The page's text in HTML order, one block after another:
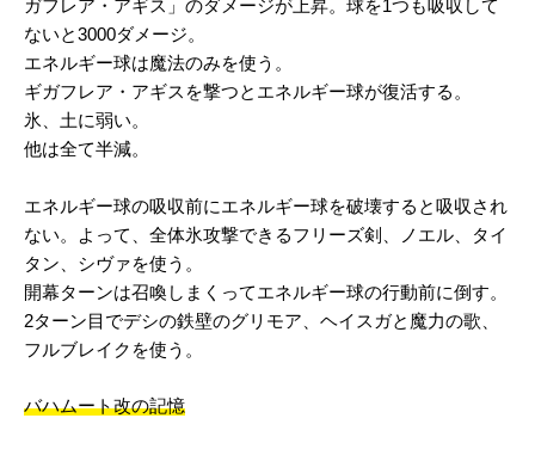
ガフレア・アギス」のダメージが上昇。球を1つも吸収して
ないと3000ダメージ。
エネルギー球は魔法のみを使う。
ギガフレア・アギスを撃つとエネルギー球が復活する。
氷、土に弱い。
他は全て半減。
エネルギー球の吸収前にエネルギー球を破壊すると吸収され
ない。よって、全体氷攻撃できるフリーズ剣、ノエル、タイ
タン、シヴァを使う。
開幕ターンは召喚しまくってエネルギー球の行動前に倒す。
2ターン目でデシの鉄壁のグリモア、ヘイスガと魔力の歌、
フルブレイクを使う。
バハムート改の記憶